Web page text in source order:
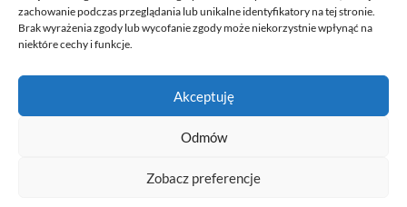
zachowanie podczas przeglądania lub unikalne identyfikatory na tej stronie.
Brak wyrażenia zgody lub wycofanie zgody może niekorzystnie wpłynąć na
niektóre cechy i funkcje.
Akceptuję
Odmów
Zobacz preferencje
© 2026 Only You - portal dla kobiet (uroda, moda, zdrowie)
opracowanie:AZDOBRESTRONY
Polityka prywatności i RODO